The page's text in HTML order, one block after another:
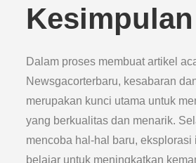
Kesimpulan
Dalam proses membuat artikel
Newsgacorterbaru, kesabaran
merupakan kunci utama untuk
yang berkualitas dan menarik.
mencoba hal-hal baru, eksplorasi
belajar untuk meningkatkan